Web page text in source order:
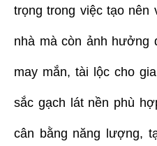
trọng trong việc tạo nên
nhà mà còn ảnh hưởng
may mắn, tài lộc cho
sắc gạch lát nền phù
cân bằng năng lượng,